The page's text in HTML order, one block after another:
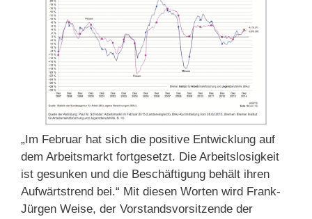
„Im Februar hat sich die positive Entwicklung auf
dem Arbeitsmarkt fortgesetzt. Die Arbeitslosigkeit
ist gesunken und die Beschäftigung behält ihren
Aufwärtstrend bei.“ Mit diesen Worten wird Frank-
Jürgen Weise, der Vorstandsvorsitzende der